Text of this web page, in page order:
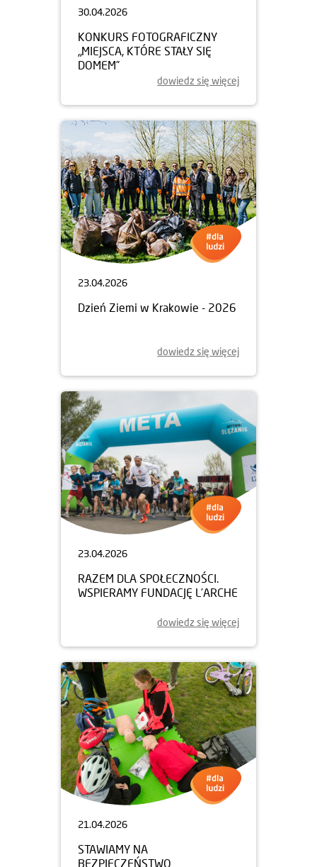
30.04.2026
KONKURS FOTOGRAFICZNY
„MIEJSCA, KTÓRE STAŁY SIĘ
DOMEM”
dowiedz się więcej
23.04.2026
Dzień Ziemi w Krakowie - 2026
dowiedz się więcej
23.04.2026
RAZEM DLA SPOŁECZNOŚCI.
WSPIERAMY FUNDACJĘ L’ARCHE
dowiedz się więcej
21.04.2026
STAWIAMY NA
BEZPIECZEŃSTWO